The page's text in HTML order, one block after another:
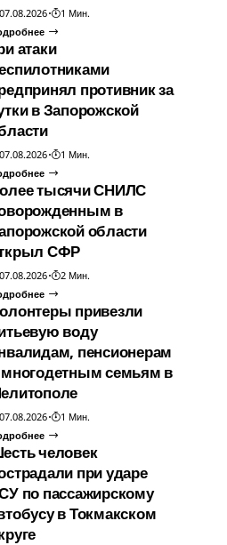
1 Мин.
атаки
противник за
в Запорожской
1 Мин.
тысячи СНИЛС
в
области
СФР
2 Мин.
привезли
воду
пенсионерам
многодетным семьям в
1 Мин.
человек
при ударе
по пассажирскому
в Токмакском